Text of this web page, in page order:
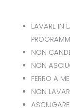
LAVARE IN
NON
NON
FERRO A
NON